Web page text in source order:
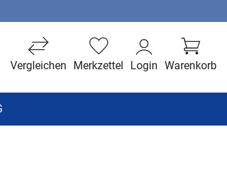
Warenkorb
Login
Merkzettel
Vergleichen